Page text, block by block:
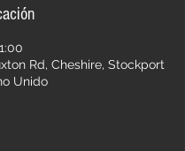
Rd, Cheshire, Stockport
Unido